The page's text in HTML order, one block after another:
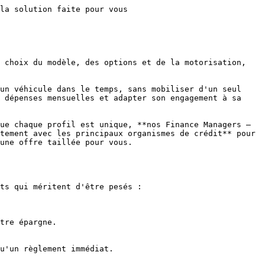
métier.

Chez SN Diffusion, **nos Finance Managers sont des spécialistes exclusivement dédiés au financement automobile.** Ils ne sont pas généralistes : leur expertise, c'est votre dossier de financement, de A à Z.

Concrètement, ils :

- **Étudient votre situation personnelle** : (revenus, apport éventuel, durée souhaitée, usage du véhicule).
- **Sélectionnent les offres les plus adaptées** : parmi les principaux organismes de crédit avec lesquels nous travaillons en partenariat.
- **Négocient** : pour obtenir les taux et conditions les plus favorables.
- **Vous accompagnent jusqu'à la signature** : avec des explications claires à chaque étape.

**Résultat :** vous arrivez à la décision en toute confiance, avec une offre personnalisée et compétitive, sans avoir à démarcher vous-même plusieurs organismes.

     Le financement automobile, simplifié et personnalisé 
------------------------------------------------------

Que vous souhaitiez **louer avec option d'achat**, opter pour **la souplesse d'un crédit-ballon** ou choisir **la sécurité d'un crédit classique**, il existe une solution de financement automobile adaptée à votre situation.

L'essentiel est de ne pas choisir seul. Les critères à prendre en compte — durée, apport, usage, valeur résiduelle, taux — sont nombreux et interdépendants. C'est précisément pour cela que l'équipe SN Diffusion met à votre disposition des experts capables de vous guider avec précision et bienveillance, comme c’est le cas depuis 1990.

**Prenez rendez-vous avec nos Finance Managers** et faites de votre prochain véhicule une décision financièrement avisée.

*Vous avez une question sur le financement de votre prochain véhicule ? Contactez-nous directement via notre formulaire ou rendez-vous en concession — nos conseillers sont disponibles pour vous répondre.*

      Questions fréquentes sur le financement 
-----